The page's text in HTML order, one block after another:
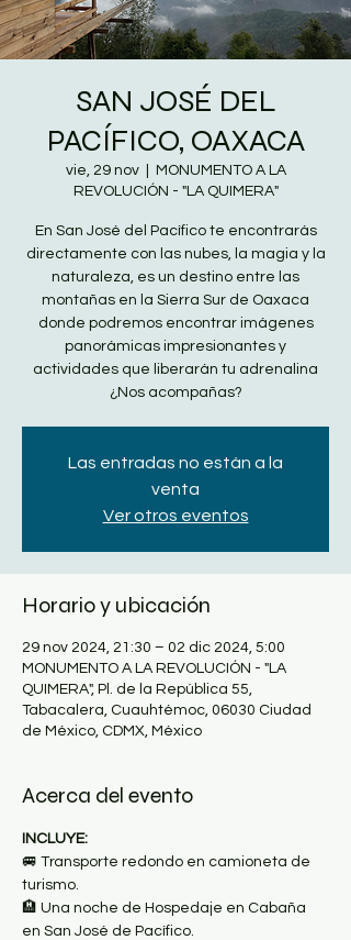
SAN JOSÉ DEL
PACÍFICO, OAXACA
vie, 29 nov
  |
MONUMENTO A LA
REVOLUCIÓN - "LA QUIMERA"
En San José del Pacífico te encontrarás
directamente con las nubes, la magia y la
naturaleza, es un destino entre las
montañas en la Sierra Sur de Oaxaca
donde podremos encontrar imágenes
panorámicas impresionantes y
actividades que liberarán tu adrenalina
¿Nos acompañas?
Las entradas no están a la
venta
Ver otros eventos
Horario y ubicación
29 nov 2024, 21:30 – 02 dic 2024, 5:00
MONUMENTO A LA REVOLUCIÓN - "LA
QUIMERA", Pl. de la República 55,
Tabacalera, Cuauhtémoc, 06030 Ciudad
de México, CDMX, México
Acerca del evento
INCLUYE:
🚐 Transporte redondo en camioneta de
turismo.
🏨 Una noche de Hospedaje en Cabaña
en San José de Pacífico.